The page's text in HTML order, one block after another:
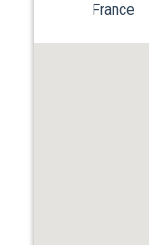
France